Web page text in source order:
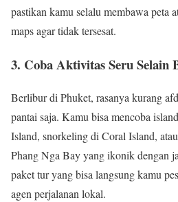
pastikan kamu selalu membawa peta
maps agar tidak tersesat.
3. Coba Aktivitas Seru Selain
Berlibur di Phuket, rasanya kurang
pantai saja. Kamu bisa mencoba
Island, snorkeling di Coral Island,
Phang Nga Bay yang ikonik dengan
paket tur yang bisa langsung kamu
agen perjalanan lokal.